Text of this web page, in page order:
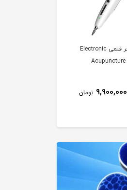
اکوپانکچر قلمی Electronic
Acupuncture
9,900,000 تومان